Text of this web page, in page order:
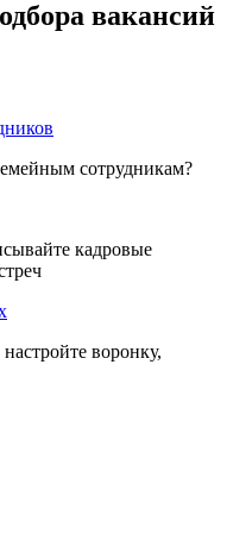
вакансий
сотрудникам?
кадровые
воронку,